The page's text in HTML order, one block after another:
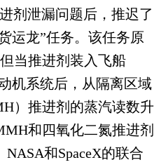
剂泄漏问题后，推迟了
运龙”任务。该任务原
当推进剂装入飞船
机系统后，从隔离区域
）推进剂的蒸汽读数升
和四氧化二氮推进剂
和SpaceX的联合